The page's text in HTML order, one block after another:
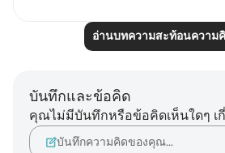
อ่านบทความสะท้อนความ
บันทึกและข้อคิด
คุณไม่มีบันทึกหรือข้อคิดเห็นใดๆ เ
บันทึกความคิดของคุณ…